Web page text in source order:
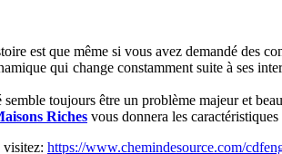
est que même si vous avez demandé des
qui change constamment suite à ses
semble toujours être un problème majeur et
Riches vous donnera les
https://www.chemindesource.com/